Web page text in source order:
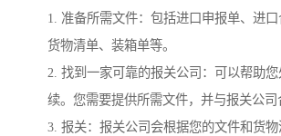
1. 准备所需文件：包括进口申报单、进口
货物清单、装箱单等。
2. 找到一家可靠的报关公司：可以帮助
续。您需要提供所需文件，并与报关公司
3. 报关：报关公司会根据您的文件和货